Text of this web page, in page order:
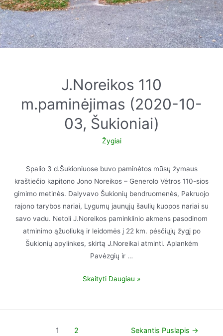
J.Noreikos 110
m.paminėjimas (2020-10-
03, Šukioniai)
Žygiai
Spalio 3 d.Šukioniuose buvo paminėtos mūsų žymaus
kraštiečio kapitono Jono Noreikos – Generolo Vėtros 110-sios
gimimo metinės. Dalyvavo Šukionių bendruomenės, Pakruojo
rajono tarybos nariai, Lygumų jaunųjų šaulių kuopos nariai su
savo vadu. Netoli J.Noreikos paminklinio akmens pasodinom
atminimo ąžuoliuką ir leidomės į 22 km. pėsčiųjų žygį po
Šukionių apylinkes, skirtą J.Noreikai atminti. Aplankėm
Pavėzgių ir …
Skaityti Daugiau »
1 2 Sekantis Puslapis →